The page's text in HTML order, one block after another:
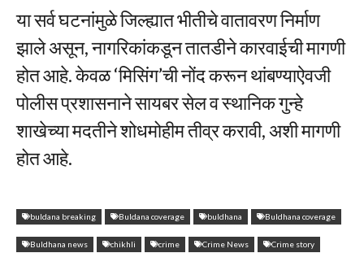
या सर्व घटनांमुळे जिल्ह्यात भीतीचे वातावरण निर्माण
झाले असून, नागरिकांकडून तातडीने कारवाईची मागणी
होत आहे. केवळ ‘मिसिंग’ची नोंद करून थांबण्याऐवजी
पोलीस प्रशासनाने सायबर सेल व स्थानिक गुन्हे
शाखेच्या मदतीने शोधमोहीम तीव्र करावी, अशी मागणी
होत आहे.
buldana breaking Buldana coverage buldhana Buldhana coverage
Buldhana news chikhli crime Crime News Crime story